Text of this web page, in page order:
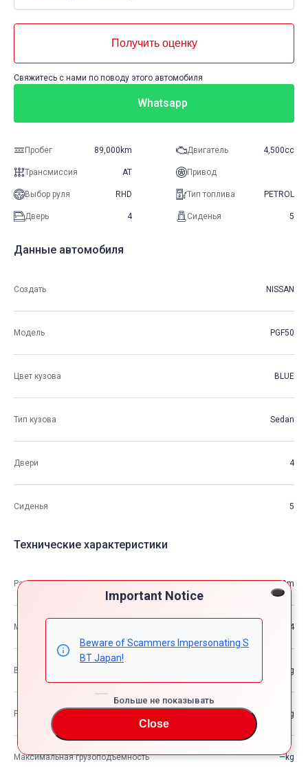
Important Notice
Beware of Scammers Impersonating S
BT Japan!
Больше не показывать
Close
Получить оценку
Свяжитесь с нами по поводу этого автомобиля
Whatsapp
Пробег 89,000km Двигатель 4,500cc
Трансмиссия AT Привод
Выбор руля RHD Тип топлива PETROL
Дверь 4 Сиденья 5
Данные автомобиля
Создать NISSAN
Модель PGF50
Цвет кузова BLUE
Тип кузова Sedan
Двери 4
Сиденья 5
Технические характеристики
Размеры 5.06m×1.85m×1.50m
М3 14
Вес автомобиля —kg
Разрешенная максимальная масса транспортного средства —kg
Максимальная грузоподъемность —kg